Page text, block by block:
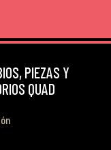
PIEZAS Y
QUAD